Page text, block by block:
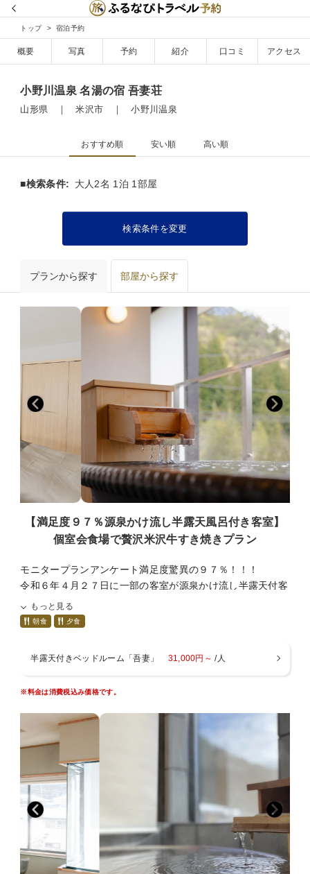
トップ 宿泊予約
概要 写真 予約 紹介 口コミ アクセス
小野川温泉 名湯の宿 吾妻荘
山形県 ｜ 米沢市 ｜ 小野川温泉
おすすめ順 安い順 高い順
■検索条件: 大人2名 1泊 1部屋
検索条件を変更
プランから探す 部屋から探す
【満足度９７％源泉かけ流し半露天風呂付き客室】
個室会食場で贅沢米沢牛すき焼きプラン
モニタープランアンケート満足度驚異の９７％！！！
令和６年４月２７日に一部の客室が源泉かけ流し半露天付客
室としてリニューアルオープン！！半露天付客室と米沢牛を
味わう贅沢なプランです。
・お料理
を。地元産、季節感を重視し、板前が腕をふるってお作りし
・メインのお料理はしゃぶしゃぶ（追加料金なし）または鉄
板焼きミニステーキ4種食べ比べ（＋２０００円）に変更可
・変更をご希望の場合はコメント欄に、「しゃぶしゃぶ/ミ
※コメント欄に要望がない場合は、米沢牛のすき焼きをお出
しいたします。
※連泊の場合は、お任せになります。
・個室会食場でのお食事となります。
もっと見る
朝食 夕食
半露天付きベッドルーム「吾妻」 31,000円～ /人
※料金は消費税込み価格です。